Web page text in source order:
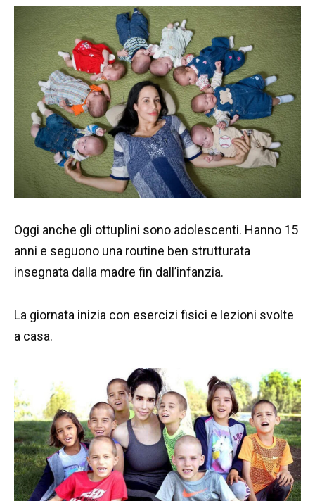
Oggi anche gli ottuplini sono adolescenti. Hanno 15
anni e seguono una routine ben strutturata
insegnata dalla madre fin dall’infanzia.
La giornata inizia con esercizi fisici e lezioni svolte
a casa.